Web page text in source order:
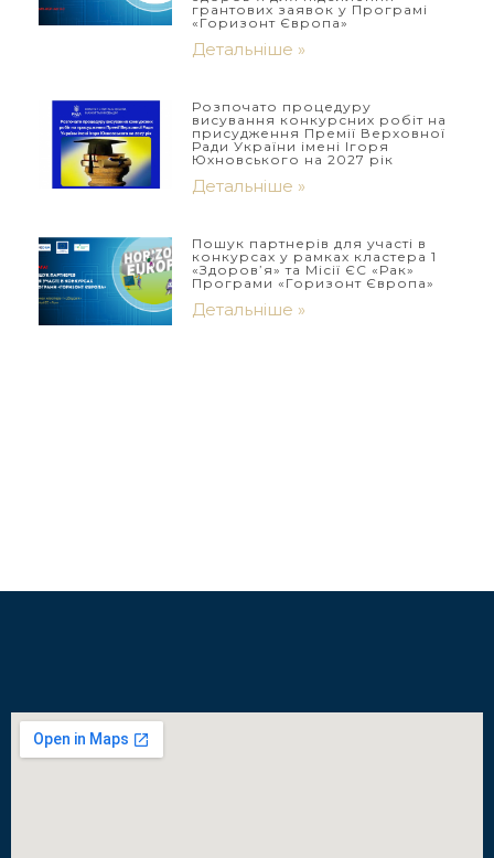
грантових заявок у Програмі
«Горизонт Європа»
Детальніше »
Розпочато процедуру
висування конкурсних робіт на
присудження Премії Верховної
Ради України імені Ігоря
Юхновського на 2027 рік
Детальніше »
Пошук партнерів для участі в
конкурсах у рамках кластера 1
«Здоров’я» та Місії ЄС «Рак»
Програми «Горизонт Європа»
Детальніше »